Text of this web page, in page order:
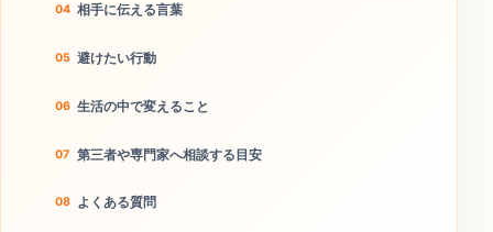
相手に伝える言葉
避けたい行動
生活の中で変えること
第三者や専門家へ相談する目安
よくある質問